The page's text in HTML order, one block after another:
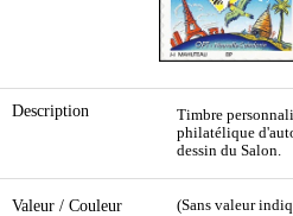
Description
Timbre
philatélique
dessin du Salon.
Valeur / Couleur (Sans valeur